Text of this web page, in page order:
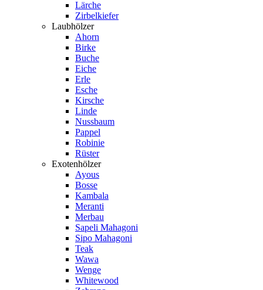
Lärche
Zirbelkiefer
Laubhölzer
Ahorn
Birke
Buche
Eiche
Erle
Esche
Kirsche
Linde
Nussbaum
Pappel
Robinie
Rüster
Exotenhölzer
Ayous
Bosse
Kambala
Meranti
Merbau
Sapeli Mahagoni
Sipo Mahagoni
Teak
Wawa
Wenge
Whitewood